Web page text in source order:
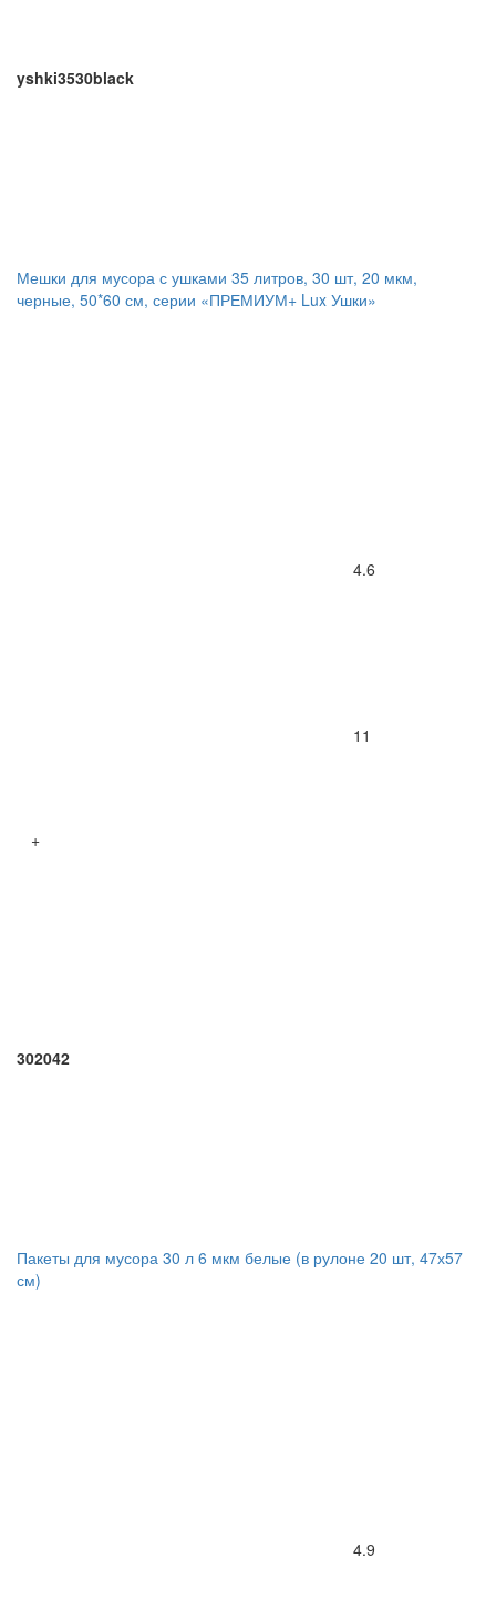
yshki3530black
Мешки для мусора с ушками 35 литров, 30 шт, 20 мкм,
черные, 50*60 см, серии «ПРЕМИУМ+ Lux Ушки»
4.6
11
+
302042
Пакеты для мусора 30 л 6 мкм белые (в рулоне 20 шт, 47х57
см)
4.9